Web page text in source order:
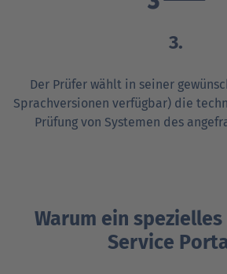
3.
Der Prüfer wählt in seiner
Sprachversionen verfügbar) die
Prüfung von Systemen des
Warum ein spezielles
Service